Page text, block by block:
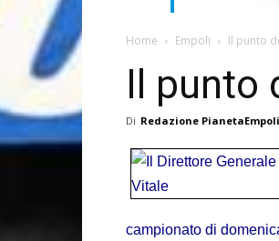
Home Empoli Il punto
Il punto
Di Redazione PianetaEmpoli
campionato di